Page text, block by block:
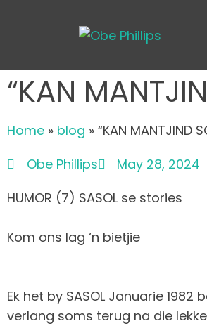
“KAN
Home » blog » “KAN MANTJIND
Obe Phillips
May 28, 2024
HUMOR (7) SASOL se stories
Kom ons lag ‘n bietjie
Ek het by SASOL Januarie
verlang soms terug na die